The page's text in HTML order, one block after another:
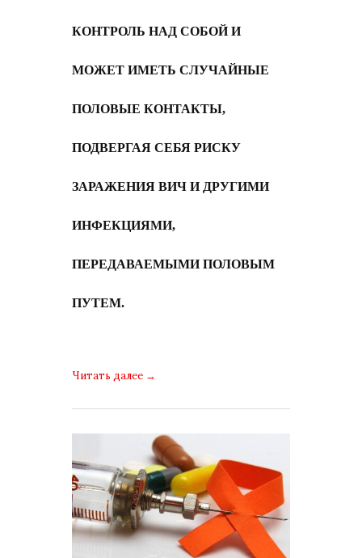
КОНТРОЛЬ НАД СОБОЙ И
МОЖЕТ ИМЕТЬ СЛУЧАЙНЫЕ
ПОЛОВЫЕ КОНТАКТЫ,
ПОДВЕРГАЯ СЕБЯ РИСКУ
ЗАРАЖЕНИЯ ВИЧ И ДРУГИМИ
ИНФЕКЦИЯМИ,
ПЕРЕДАВАЕМЫМИ ПОЛОВЫМ
ПУТЕМ.
Читать далее →